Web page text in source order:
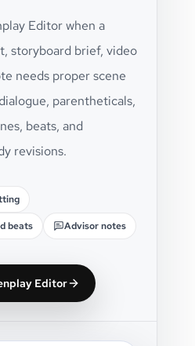
Editor when a
storyboard brief, video
needs proper scene
parentheticals,
beats, and
revisions.
beats Advisor notes
Editor